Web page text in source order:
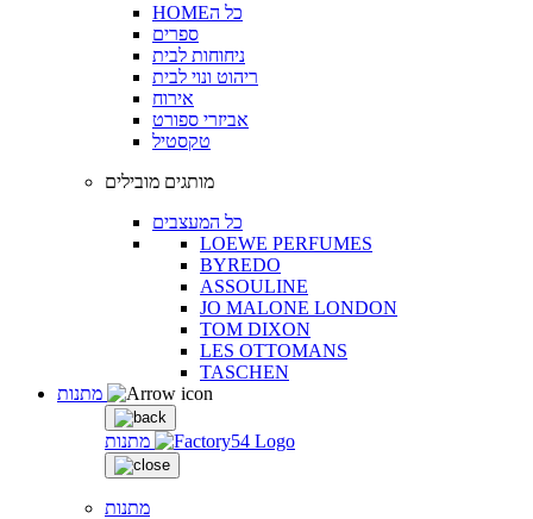
HOMEכל ה
ספרים
ניחוחות לבית
ריהוט ונוי לבית
אירוח
אביזרי ספורט
טקסטיל
מותגים מובילים
כל המעצבים
LOEWE PERFUMES
BYREDO
ASSOULINE
JO MALONE LONDON
TOM DIXON
LES OTTOMANS
TASCHEN
מתנות
מתנות